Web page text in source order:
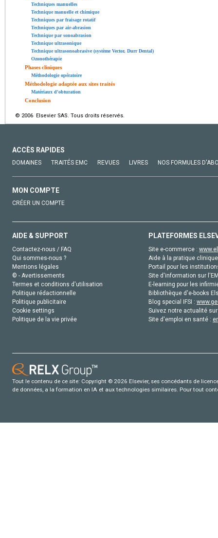
Techniques manuelles
Technique manuelle et chimique
Techniques par fraisage rotatif
Techniques par air-abrasion
Technique par sonoabrasion
Technique ultrasonique
Technique ultrasonoabrasive (système Vector, Durr Dental)
Ozonothérapie
Phases cliniques
Méthodologie opératoire
Méthodologie adaptée aux sites traités
Matériaux d'obturation
Conclusion
© 2006 Elsevier SAS. Tous droits réservés.
ACCÈS RAPIDES
DOMAINES TRAITÉS EMC REVUES LIVRES NOS FORMULES
MON COMPTE
CRÉER UN COMPTE
AIDE & SUPPORT
Contactez-nous / FAQ
Qui sommes-nous ?
Mentions légales
© - Avertissements
Termes et conditions d'utilisation
Politique rédactionnelle
Politique publicitaire
Cookie settings
Politique de la vie privée
PLATEFORMES
Site e-commerce :
Aide à la pratique
Portail pour les
Site d'information sur
E-learning pour les
Bibliothèque d'e-books
Blog special IFSI :
Suivez notre actualité
Site d'emploi en santé :
Tout le contenu de ce site: Copyright © 2026 Elsevier, ses concédants de
de données, a la formation en IA et aux technologies similaires. Pour tout